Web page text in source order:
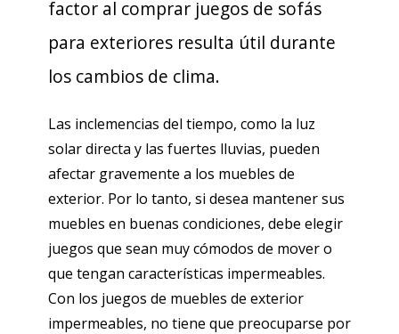
factor al comprar juegos de sofás
para exteriores resulta útil durante
los cambios de clima.
Las inclemencias del tiempo, como la luz
solar directa y las fuertes lluvias, pueden
afectar gravemente a los muebles de
exterior. Por lo tanto, si desea mantener sus
muebles en buenas condiciones, debe elegir
juegos que sean muy cómodos de mover o
que tengan características impermeables.
Con los juegos de muebles de exterior
impermeables, no tiene que preocuparse por